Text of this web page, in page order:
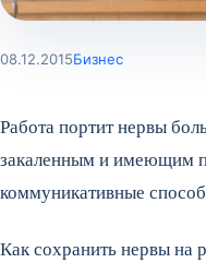
08.12.2015Бизнес
Работа портит нервы
закаленным и имеющим
коммуникативные
Как сохранить нервы на